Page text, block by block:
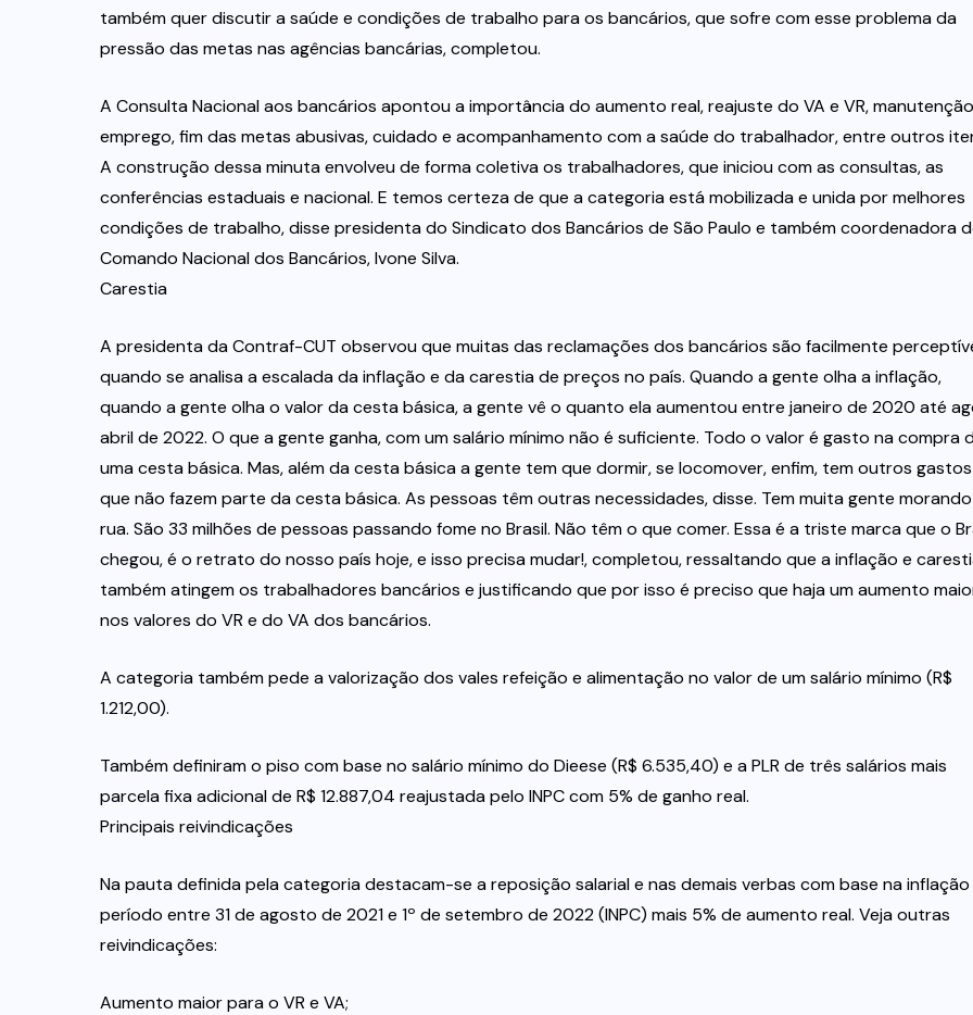
também quer discutir a saúde e condições de trabalho para os bancários, que sofre com esse problema da
pressão das metas nas agências bancárias, completou.
A Consulta Nacional aos bancários apontou a importância do aumento real, reajuste do VA e VR,
emprego, fim das metas abusivas, cuidado e acompanhamento com a saúde do trabalhador, entre outros
A construção dessa minuta envolveu de forma coletiva os trabalhadores, que iniciou com as consultas, as
conferências estaduais e nacional. E temos certeza de que a categoria está mobilizada e unida por melhores
condições de trabalho, disse presidenta do Sindicato dos Bancários de São Paulo e também coordenadora
Comando Nacional dos Bancários, Ivone Silva.
Carestia
A presidenta da Contraf-CUT observou que muitas das reclamações dos bancários são facilmente
quando se analisa a escalada da inflação e da carestia de preços no país. Quando a gente olha a inflação,
quando a gente olha o valor da cesta básica, a gente vê o quanto ela aumentou entre janeiro de 2020 até
abril de 2022. O que a gente ganha, com um salário mínimo não é suficiente. Todo o valor é gasto na compra
uma cesta básica. Mas, além da cesta básica a gente tem que dormir, se locomover, enfim, tem outros gastos
que não fazem parte da cesta básica. As pessoas têm outras necessidades, disse. Tem muita gente
rua. São 33 milhões de pessoas passando fome no Brasil. Não têm o que comer. Essa é a triste marca que o
chegou, é o retrato do nosso país hoje, e isso precisa mudar!, completou, ressaltando que a inflação e
também atingem os trabalhadores bancários e justificando que por isso é preciso que haja um aumento
nos valores do VR e do VA dos bancários.
A categoria também pede a valorização dos vales refeição e alimentação no valor de um salário mínimo (R$
1.212,00).
Também definiram o piso com base no salário mínimo do Dieese (R$ 6.535,40) e a PLR de três salários mais
parcela fixa adicional de R$ 12.887,04 reajustada pelo INPC com 5% de ganho real.
Principais reivindicações
Na pauta definida pela categoria destacam-se a reposição salarial e nas demais verbas com base na
período entre 31 de agosto de 2021 e 1º de setembro de 2022 (INPC) mais 5% de aumento real. Veja outras
reivindicações:
Aumento maior para o VR e VA;